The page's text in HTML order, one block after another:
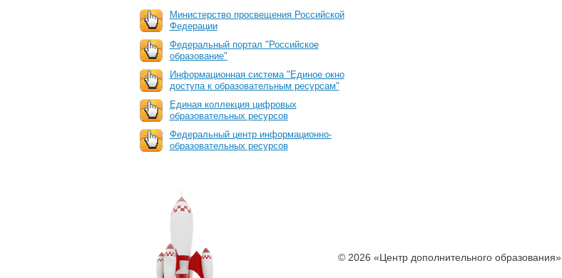
Министерство просвещения Российской
Федерации
Федеральный портал "Российское
образование"
Информационная система "Единое окно
доступа к образовательным ресурсам"
Единая коллекция цифровых
образовательных ресурсов
Федеральный центр информационно-
образовательных ресурсов
© 2026 «Центр дополнительного образования»